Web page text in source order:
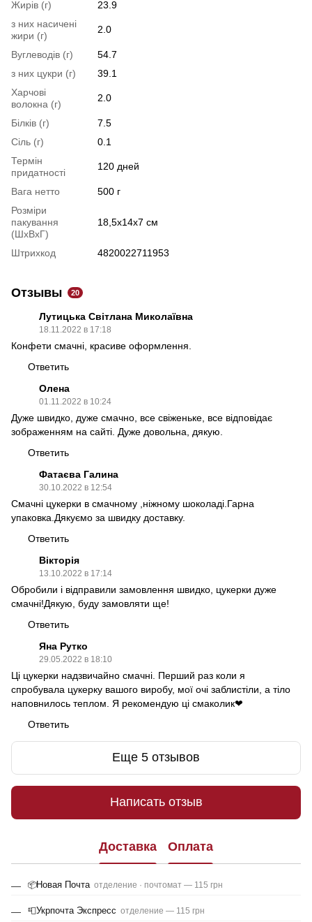
Жирів (г)
23.9
з них насичені
жири (г)
2.0
Вуглеводів (г)
54.7
з них цукри (г)
39.1
Харчові
волокна (г)
2.0
Білків (г)
7.5
Сіль (г)
0.1
Термін
придатності
120 дней
Вага нетто
500 г
Розміри
пакування
(ШхВхГ)
18,5х14х7 см
Штрихкод 4820022711953
Отзывы 20
Лутицька Світлана Миколаївна
18.11.2022 в 17:18
Конфети смачні, красиве оформлення.
Ответить
Олена
01.11.2022 в 10:24
Дуже швидко, дуже смачно, все свіженьке, все відповідає
зображенням на сайті. Дуже довольна, дякую.
Ответить
Фатаєва Галина
30.10.2022 в 12:54
Смачні цукерки в смачному ,ніжному шоколаді.Гарна
упаковка.Дякуємо за швидку доставку.
Ответить
Вікторія
13.10.2022 в 17:14
Обробили і відправили замовлення швидко, цукерки дуже
смачні!Дякую, буду замовляти ще!
Ответить
Яна Рутко
29.05.2022 в 18:10
Ці цукерки надзвичайно смачні. Перший раз коли я
спробувала цукерку вашого виробу, мої очі заблистіли, а тіло
наповнилось теплом. Я рекомендую ці смаколик❤
Ответить
Еще 5 отзывов
Написать отзыв
Доставка Оплата
📦Новая Почта отделение · почтомат — 115 грн
📮Укрпочта Экспресс отделение — 115 грн